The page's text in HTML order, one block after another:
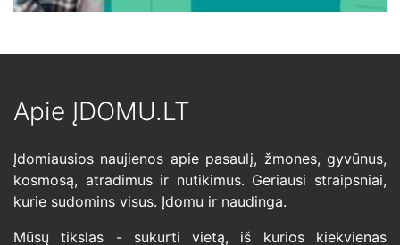
Apie ĮDOMU.LT
Įdomiausios naujienos apie pasaulį, žmones, gyvūnus,
kosmosą, atradimus ir nutikimus. Geriausi straipsniai,
kurie sudomins visus. Įdomu ir naudinga.
Mūsų tikslas - sukurti vietą, iš kurios kiekvienas